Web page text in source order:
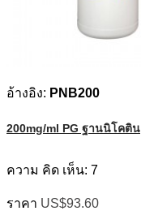
อ้างอิง: PNB200
200mg/ml PG ฐานนิโคติน
ความ คิด เห็น: 7
ราคา US$93.60